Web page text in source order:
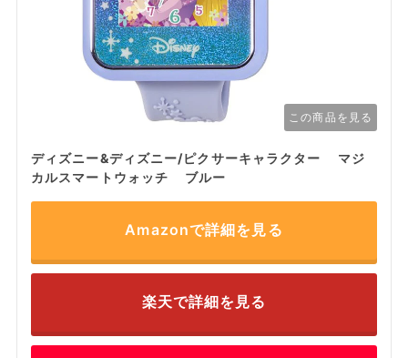
この商品を見る
ディズニー&ディズニー/ピクサーキャラクター マジ
カルスマートウォッチ ブルー
Amazonで詳細を見る
楽天で詳細を見る